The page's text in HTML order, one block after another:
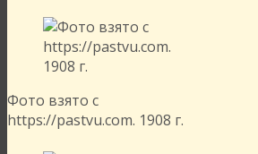
Фото взято с
https://pastvu.com. 1908 г.